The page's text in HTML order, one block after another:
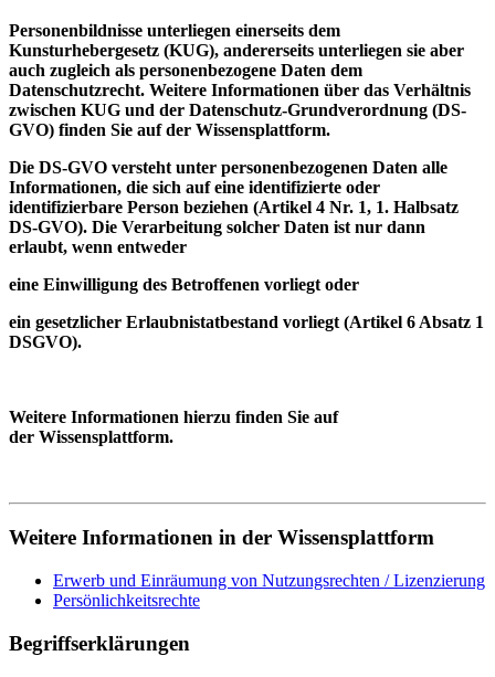
Personenbildnisse unterliegen einerseits dem
Kunsturhebergesetz (KUG), andererseits unterliegen sie aber
auch zugleich als personenbezogene Daten dem
Datenschutzrecht. Weitere Informationen über das Verhältnis
zwischen KUG und der Datenschutz-Grundverordnung (DS-
GVO) finden Sie auf der Wissensplattform.
Die DS-GVO versteht unter personenbezogenen Daten alle
Informationen, die sich auf eine identifizierte oder
identifizierbare Person beziehen (Artikel 4 Nr. 1, 1. Halbsatz
DS-GVO). Die Verarbeitung solcher Daten ist nur dann
erlaubt, wenn entweder
eine Einwilligung des Betroffenen vorliegt oder
ein gesetzlicher Erlaubnistatbestand vorliegt (Artikel 6 Absatz 1
DSGVO).
Weitere Informationen hierzu finden Sie auf
der Wissensplattform.
Weitere Informationen in der Wissensplattform
Erwerb und Einräumung von Nutzungsrechten / Lizenzierung
Persönlichkeitsrechte
Begriffserklärungen